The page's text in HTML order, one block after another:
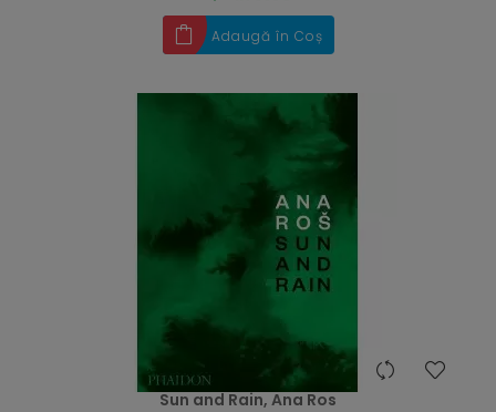
Adaugă în Coș
Sun and Rain, Ana Ros